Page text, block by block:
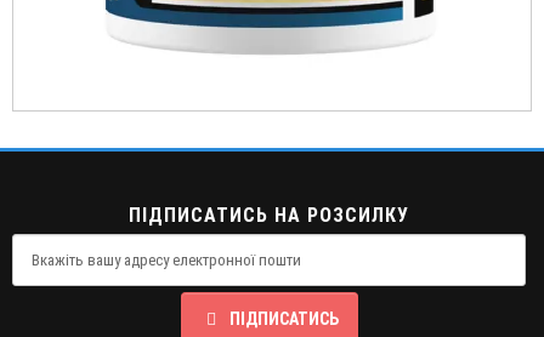
ПІДПИСАТИСЬ НА РОЗСИЛКУ
ПІДПИСАТИСЬ